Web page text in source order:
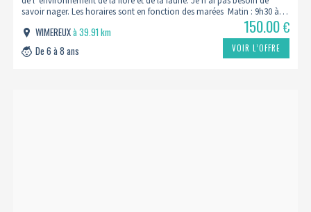
savoir nager. Les horaires sont en fonction des marées Matin : 9h30 à…
WIMEREUXà 39.91 km
De 6 à 8 ans
150.00€
VOIR L’OFFRE